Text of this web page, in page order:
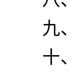
九、
十、